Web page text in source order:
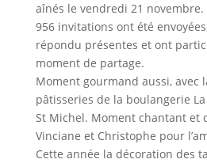
aînés le vendredi 21 novembre.
956 invitations ont été
répondu présentes et ont
moment de partage.
Moment gourmand aussi, avec
pâtisseries de la boulangerie
St Michel. Moment chantant et
Vinciane et Christophe pour
Cette année la décoration des